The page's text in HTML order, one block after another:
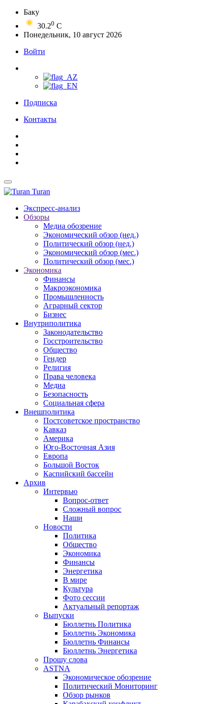
Баку
30.20 C
Понедельник, 10 август 2026
Войти
Подписка
Контакты
Turan
Экспресс-анализ
Обзоры
Медиа обозрение
Экономический обзор (нед.)
Политический обзор (нед.)
Экономический обзор (мес.)
Политический обзор (мес.)
Экономика
Финансы
Макроэкономика
Промышленность
Аграрный сектор
Бизнес
Внутриполитика
Законодательство
Госстроительство
Общество
Гендер
Религия
Права человека
Медиа
Безопасность
Социальная сфера
Внешполитика
Постсоветское пространство
Кавказ
Америка
Юго-Восточная Азия
Европа
Большой Восток
Каспийский бассейн
Архив
Интервью
Вопрос-ответ
Сложный вопрос
Наши
Новости
Политика
Общество
Экономика
Финансы
Энергетика
В мире
Культура
Фото сессии
Актуальный репортаж
Выпуски
Бюллетнь Политика
Бюллетнь Экономика
Бюллетнь Финансы
Бюллетнь Энергетика
Прошу слова
ASTNA
Экономическое обозрение
Политический Мониторинг
Обзор рынков